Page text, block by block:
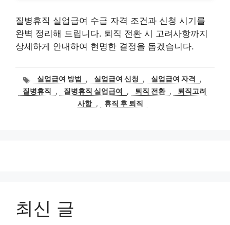
질병휴직 실업급여 수급 자격 조건과 신청 시기를
완벽 정리해 드립니다. 퇴직 전환 시 고려사항까지
상세하게 안내하여 현명한 결정을 돕겠습니다.
태
그
실업급여 방법 , 실업급여 신청 , 실업급여 자격
,
질병휴직
, 질병휴직 실업급여 , 퇴직 전환 ,
퇴직고려
사항 , 휴직 후 퇴직
최신 글